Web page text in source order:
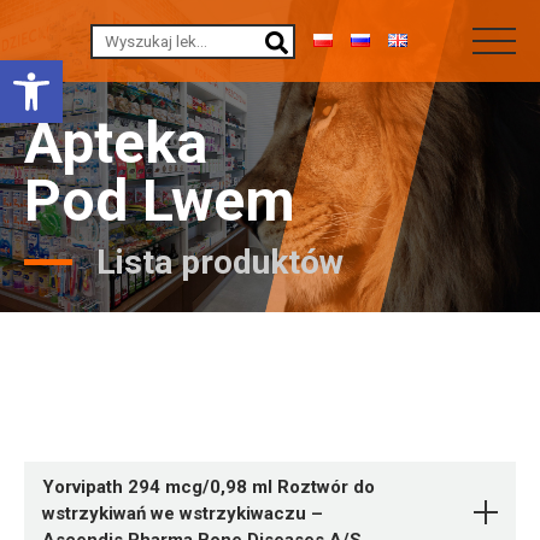
Otwórz pasek narzędzi
Apteka
Pod Lwem
Lista produktów
Yorvipath 294 mcg/0,98 ml Roztwór do
wstrzykiwań we wstrzykiwaczu –